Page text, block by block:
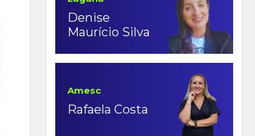
Denise
Maurício Silva
Amesc
Rafaela Costa